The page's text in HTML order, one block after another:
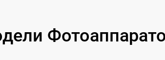
от 60 мин